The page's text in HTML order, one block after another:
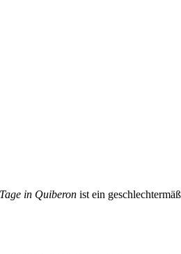
in Quiberon ist ein